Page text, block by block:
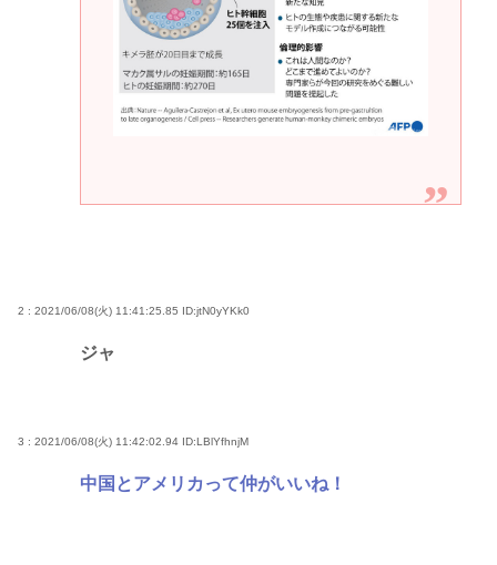
2 : 2021/06/08(火) 11:41:25.85 ID:jtN0yYKk0
ジャ
3 : 2021/06/08(火) 11:42:02.94 ID:LBlYfhnjM
中国とアメリカって仲がいいね！